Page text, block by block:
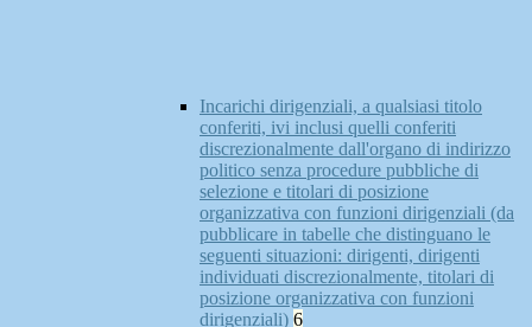
Incarichi dirigenziali, a qualsiasi titolo
conferiti, ivi inclusi quelli conferiti
discrezionalmente dall'organo di indirizzo
politico senza procedure pubbliche di
selezione e titolari di posizione
organizzativa con funzioni dirigenziali (da
pubblicare in tabelle che distinguano le
seguenti situazioni: dirigenti, dirigenti
individuati discrezionalmente, titolari di
posizione organizzativa con funzioni
dirigenziali) 6